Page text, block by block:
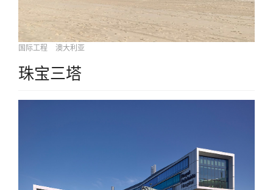
国际工程 澳大利亚
珠宝三塔